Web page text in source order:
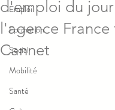
Emploi
Formation
Social
Mobilité
Santé
d'emploi du
l'agence
Cannet